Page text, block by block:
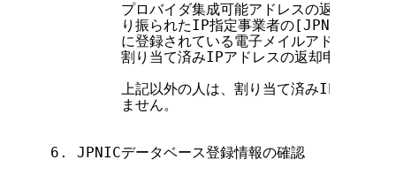
プロバイダ集成可能アドレスの返却申請は
り振られたIP指定事業者の[JPNIC会員
に登録されている電子メイルアドレスか
割り当て済みIPアドレスの返却申請として
上記以外の人は、割り当て済みIPアドレス
        ません。
6. JPNICデータベース登録情報の確認